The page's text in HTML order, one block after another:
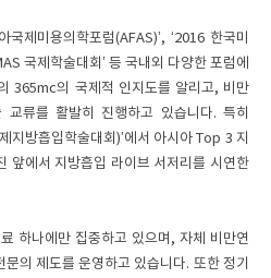
제미용의학포럼(AFAS)’, ‘2016 한국미
국제학술대회’ 등 국내외 다양한 포럼에
365mc의 국제적 인지도를 알리고, 비만
류를 활발히 진행하고 있습니다. 특히
방흡입학술대회)’에서 아시아 Top 3 지
앞에서 지방흡입 라이브 서저리를 시연한
하나에만 집중하고 있으며, 자체 비만연
의 제도를 운영하고 있습니다. 또한 정기